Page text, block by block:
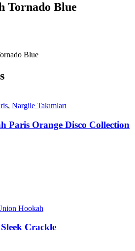
Tornado Blue
Blue
, Nargile Takımları
Paris Orange Disco Collection
Hookah
Crackle